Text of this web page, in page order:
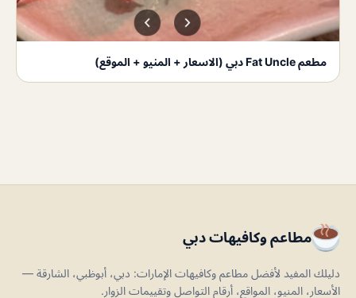
مطعم Fat Uncle دبي (الاسعار + المنيو + الموقع)
مطاعم وكافيهات دبي
دليلك المفيد لأفضل مطاعم وكافيهات الإمارات: دبي، أبوظبي، الشارقة —
الأسعار، المنيو، المواقع، أرقام التواصل وتقييمات الزوار.